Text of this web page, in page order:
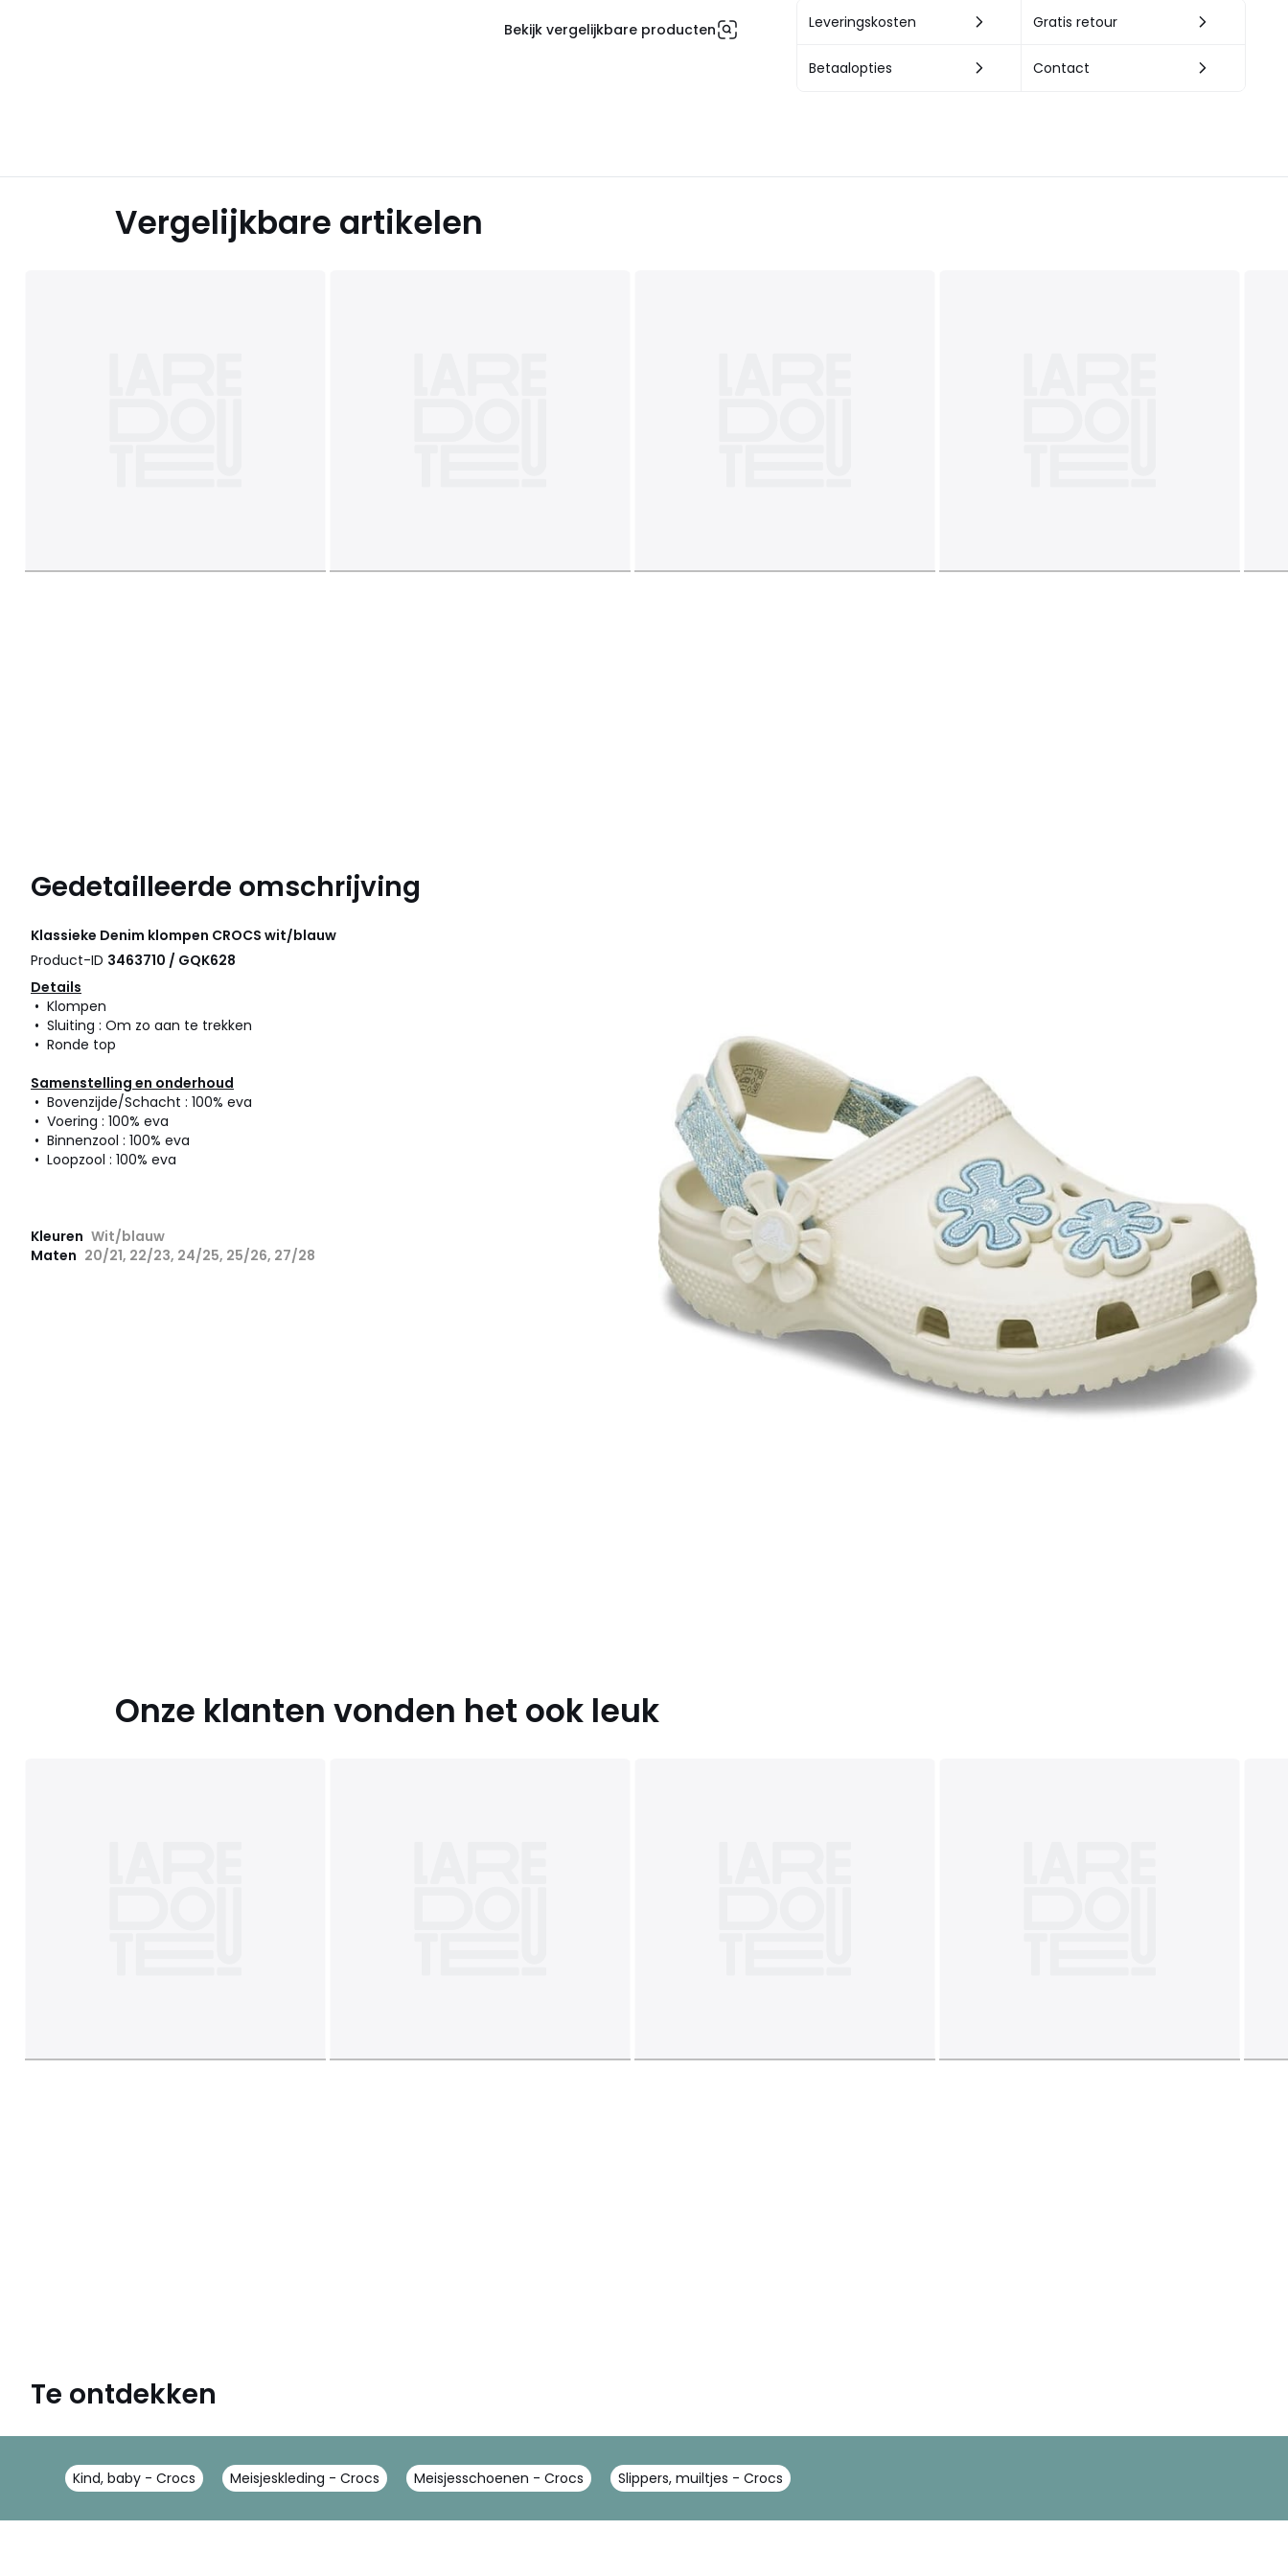
Bekijk vergelijkbare producten Leveringskosten Gratis retour
Betaalopties Contact
Vergelijkbare artikelen
Gedetailleerde omschrijving
Klassieke Denim klompen CROCS wit/blauw
Product-ID 3463710 / GQK628
Details
• Klompen
• Sluiting : Om zo aan te trekken
• Ronde top
Samenstelling en onderhoud
• Bovenzijde/Schacht : 100% eva
• Voering : 100% eva
• Binnenzool : 100% eva
• Loopzool : 100% eva
Kleuren Wit/blauw
Maten 20/21, 22/23, 24/25, 25/26, 27/28
Onze klanten vonden het ook leuk
Te ontdekken
Kind, baby - Crocs Meisjeskleding - Crocs Meisjesschoenen - Crocs Slippers, muiltjes - Crocs